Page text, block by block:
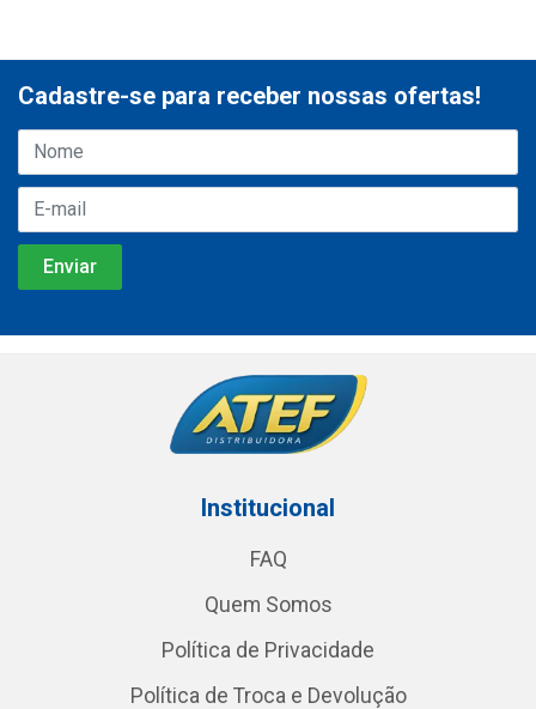
Cadastre-se para receber nossas ofertas!
Institucional
FAQ
Quem Somos
Política de Privacidade
Política de Troca e Devolução